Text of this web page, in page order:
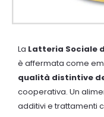
La Latteria Sociale
è affermata come
qualità distintive
cooperativa. Un
additivi e trattamenti